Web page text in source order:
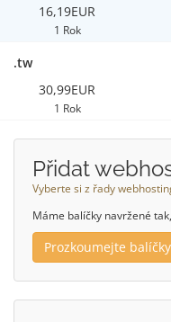
16,19EUR
1 Rok
.tw
30,99EUR
1 Rok
Přidat
Vyberte si z řady
Máme balíčky navržené
Prozkoumejte balíčky